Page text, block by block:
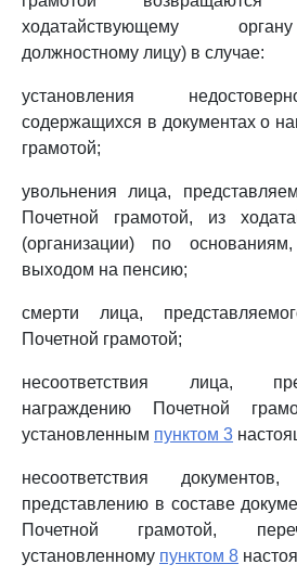
ходатайствующему
должностному лицу) в случае:
установления
содержащихся в документах о
грамотой;
увольнения лица,
Почетной грамотой, из
(организации) по
выходом на пенсию;
смерти лица,
Почетной грамотой;
несоответствия лица,
награждению Почетной
установленным пунктом 3
несоответствия
представлению в составе
Почетной грамотой,
установленному пунктом 8